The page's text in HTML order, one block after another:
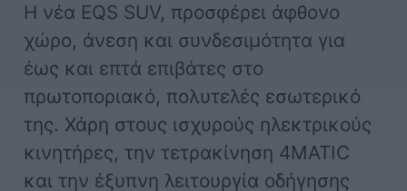
H νέα EQS SUV, προσφέρει άφθονο
χώρο, άνεση και συνδεσιμότητα για
έως και επτά επιβάτες στο
πρωτοποριακό, πολυτελές εσωτερικό
της. Χάρη στους ισχυρούς ηλεκτρικούς
κινητήρες, την τετρακίνηση 4MATIC
και την έξυπνη λειτουργία οδήγησης